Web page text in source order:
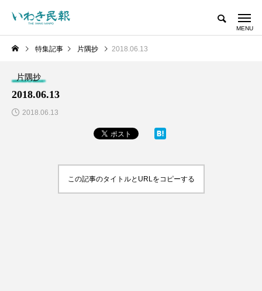
特集記事 片隅抄 2018.06.13
片隅抄
2018.06.13
2018.06.13
この記事のタイトルとURLをコピーする